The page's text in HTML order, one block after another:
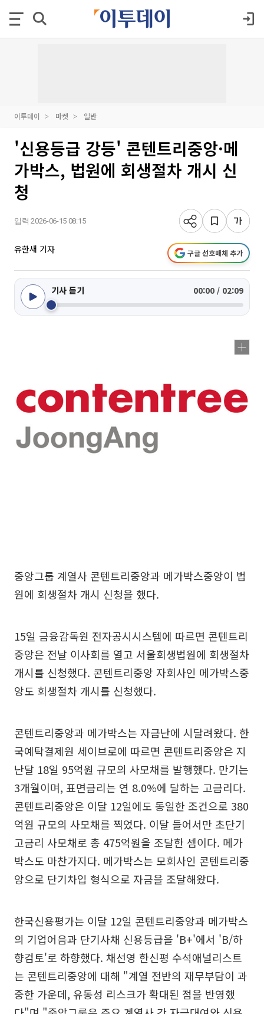
이투데이 마켓 일반
'신용등급 강등' 콘텐트리중앙·메
가박스, 법원에 회생절차 개시 신
청
입력 2026-06-15 08:15
유한새 기자 구글 선호매체 추가
기사 듣기 00:00 / 02:09
중앙그룹 계열사 콘텐트리중앙과 메가박스중앙이 법
원에 회생절차 개시 신청을 했다.
15일 금융감독원 전자공시시스템에 따르면 콘텐트리
중앙은 전날 이사회를 열고 서울회생법원에 회생절차
개시를 신청했다. 콘텐트리중앙 자회사인 메가박스중
앙도 회생절차 개시를 신청했다.
콘텐트리중앙과 메가박스는 자금난에 시달려왔다. 한
국예탁결제원 세이브로에 따르면 콘텐트리중앙은 지
난달 18일 95억원 규모의 사모채를 발행했다. 만기는
3개월이며, 표면금리는 연 8.0%에 달하는 고금리다.
콘텐트리중앙은 이달 12일에도 동일한 조건으로 380
억원 규모의 사모채를 찍었다. 이달 들어서만 초단기
고금리 사모채로 총 475억원을 조달한 셈이다. 메가
박스도 마찬가지다. 메가박스는 모회사인 콘텐트리중
앙으로 단기차입 형식으로 자금을 조달해왔다.
한국신용평가는 이달 12일 콘텐트리중앙과 메가박스
의 기업어음과 단기사채 신용등급을 'B+'에서 'B/하
향검토'로 하향했다. 채선영 한신평 수석애널리스트
는 콘텐트리중앙에 대해 "계열 전반의 재무부담이 과
중한 가운데, 유동성 리스크가 확대된 점을 반영했